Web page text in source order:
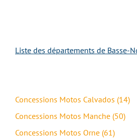
Liste des départements de Basse-
Concessions Motos Calvados (14)
Concessions Motos Manche (50)
Concessions Motos Orne (61)